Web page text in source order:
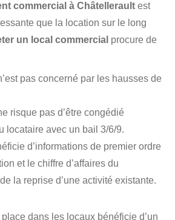
commercial à Châtellerault est
que la location sur le long
un local commercial procure de
pas concerné par les hausses de
risque pas d’être congédié
locataire avec un bail 3/6/9.
d’informations de premier ordre
et le chiffre d’affaires du
la reprise d’une activité existante.
dans les locaux bénéficie d’un